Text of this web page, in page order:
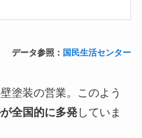
データ参照： 国民生活センター
塗装の営業。このよう
全国的に多発していま